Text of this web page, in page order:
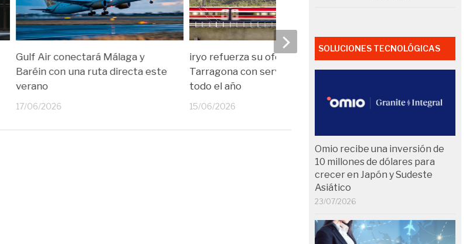
Gulf Air conectará Málaga y
Baréin con una ruta directa este
verano
17/06/2026
iryo refuerza su oferta en
Tarragona con servicio durante
todo el año
15/06/2026
se reanudará el 30 de
SOLUCIONES TECNOLÓGICAS
Omio recibe una inversión de
10 millones de dólares para
crecer en Japón y Sudeste
Asiático
23/07/2026